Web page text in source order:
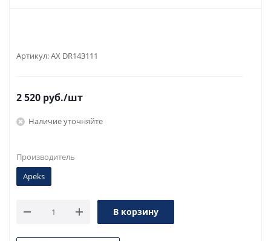
Артикул:AX DR143111
2 520 руб./шт
Наличие уточняйте
Производитель
Apeks
В корзину